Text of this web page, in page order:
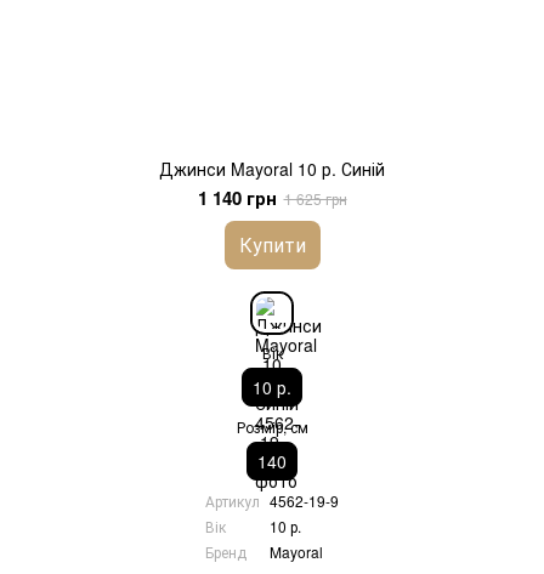
Джинси Mayoral 10 р. Синій
1 140 грн 1 625 грн
Купити
Вік
10 р.
Розмір, см
140
Артикул 4562-19-9
Вік
10 р.
Бренд
Mayoral